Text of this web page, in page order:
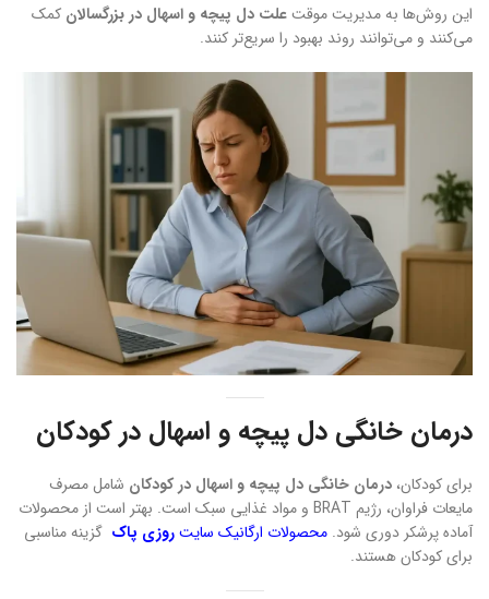
این روش‌ها به مدیریت موقتعلت دل پیچه و اسهال در بزرگسالان کمک
می‌کنند و می‌توانند روند بهبود را سریع‌تر کنند.
درمان خانگی دل پیچه و اسهال در کودکان
برای کودکان، درمان خانگی دل پیچه و اسهال در کودکان شامل مصرف
مایعات فراوان، رژیم BRAT و مواد غذایی سبک است. بهتر است از محصولات
آماده پرشکر دوری شود. محصولات ارگانیک سایتروزی پاک گزینه مناسبی
برای کودکان هستند.